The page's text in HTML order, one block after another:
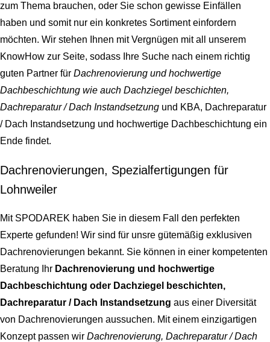
zum Thema brauchen, oder Sie schon gewisse Einfällen
haben und somit nur ein konkretes Sortiment einfordern
möchten. Wir stehen Ihnen mit Vergnügen mit all unserem
KnowHow zur Seite, sodass Ihre Suche nach einem richtig
guten Partner für Dachrenovierung und hochwertige
Dachbeschichtung wie auch Dachziegel beschichten,
Dachreparatur / Dach Instandsetzung und KBA, Dachreparatur
/ Dach Instandsetzung und hochwertige Dachbeschichtung ein
Ende findet.
Dachrenovierungen, Spezialfertigungen für
Lohnweiler
Mit SPODAREK haben Sie in diesem Fall den perfekten
Experte gefunden! Wir sind für unsre gütemäßig exklusiven
Dachrenovierungen bekannt. Sie können in einer kompetenten
Beratung Ihr Dachrenovierung und hochwertige
Dachbeschichtung oder Dachziegel beschichten,
Dachreparatur / Dach Instandsetzung aus einer Diversität
von Dachrenovierungen aussuchen. Mit einem einzigartigen
Konzept passen wir Dachrenovierung, Dachreparatur / Dach